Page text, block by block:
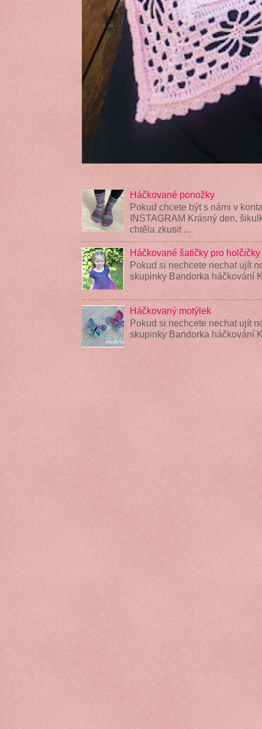
Háčkované ponožky
Pokud chcete být s námi v
INSTAGRAM Krásný den,
chtěla zkusit ...
Háčkované šatičky pro holčičky
Pokud si nechcete nechat ujít
skupinky Bandorka háčkování
Háčkovaný motýlek
Pokud si nechcete nechat ujít
skupinky Bandorka háčkování